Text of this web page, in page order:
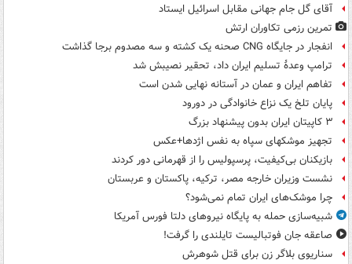
آقای گل جام جهانی مقابل اسرائیل ایستاد
تمرین رزمی تکاوران ارتش
انفجار در جایگاه CNG صحنه یک کشته و سه مصدوم برجا گذاشت
ترامپ وعدۀ تسلیم ایران داد، تحقیر نصیبش شد
تفاهم ایران و عمان در آستانه نهایی شدن است
پایان تلخ یک نزاع خانوادگی در دورود
۳ کاپیتان ایران بدون پیشنهاد بزرگ
تجهیز موشکهای سپاه به نفس اژدها+عکس
بازیکنان بی‌کیفیت، پرسپولیس را از قهرمانی دور کردند
نشست وزیران خارجه مصر، ترکیه، پاکستان و عربستان
چرا موشک‌های ایران تمام نمی‌شود؟
شبیه‌سازی حمله به پایگاه نیروهای دلتا فورس آمریکا
صاعقه جان فوتبالیست تایلندی را گرفت!
سناریوی بلاگر زن برای قتل شوهرش